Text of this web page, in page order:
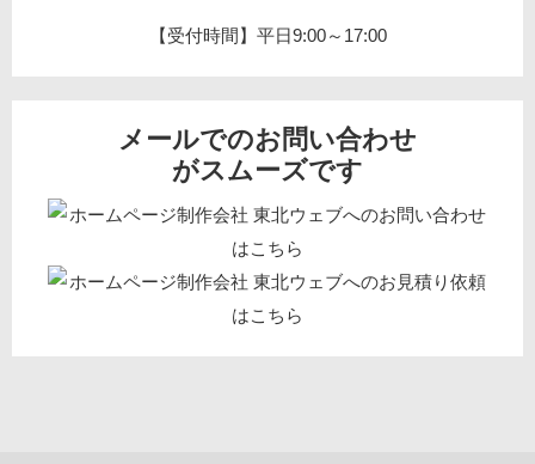
【受付時間】平日9:00～17:00
メールでのお問い合わせ
がスムーズです